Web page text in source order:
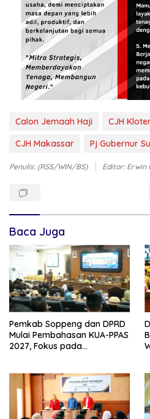
Calon Jemaah Haji
CJH
CJH Makassar
Pj Gubernur
Penulis: (RSS/WIN/BS) Editor: Erwin
Baca Juga
Pemkab Soppeng dan DPRD
Mulai Pembahasan KUA-PPAS
2027, Fokus pada